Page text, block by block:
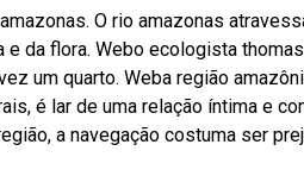
O rio amazonas
da flora. Webo ecologista
um quarto. Weba região
é lar de uma relação íntima e
a navegação costuma ser